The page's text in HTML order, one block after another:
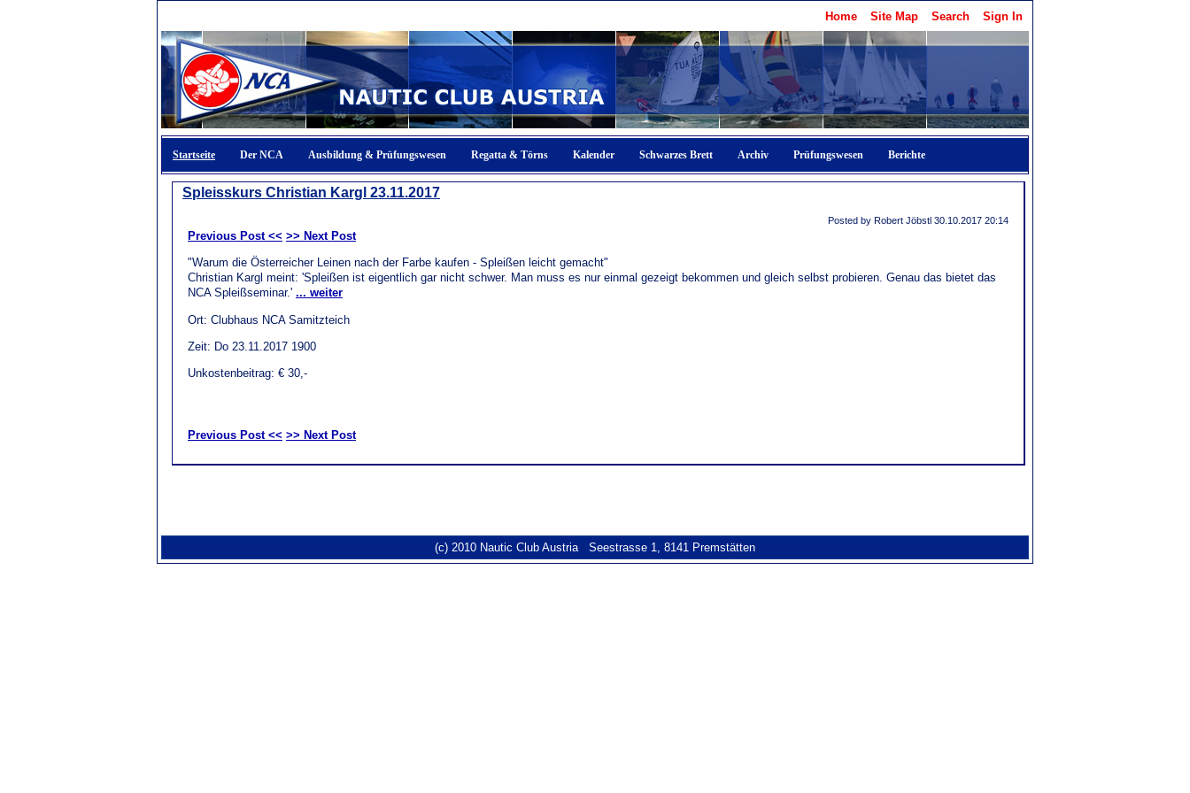
Home Site Map Search Sign In
Startseite Der NCA Ausbildung & Prüfungswesen Regatta & Törns Kalender Schwarzes Brett Archiv Prüfungswesen Berichte
Spleisskurs Christian Kargl 23.11.2017
Posted by Robert Jöbstl 30.10.2017 20:14
Previous Post << >> Next Post
"Warum die Österreicher Leinen nach der Farbe kaufen - Spleißen leicht gemacht"
Christian Kargl meint: 'Spleißen ist eigentlich gar nicht schwer. Man muss es nur einmal gezeigt bekommen und gleich selbst probieren. Genau das bietet das
NCA Spleißseminar.' ... weiter
Ort: Clubhaus NCA Samitzteich
Zeit: Do 23.11.2017 1900
Unkostenbeitrag: € 30,-
Previous Post << >> Next Post
(c) 2010 Nautic Club Austria Seestrasse 1, 8141 Premstätten